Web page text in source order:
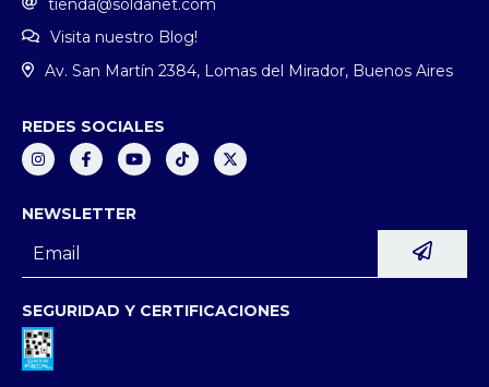
Visita nuestro Blog!
Av. San Martín 2384, Lomas del Mirador, Buenos Aires
REDES SOCIALES
NEWSLETTER
SEGURIDAD Y CERTIFICACIONES